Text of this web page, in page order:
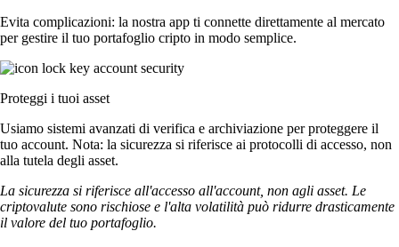
Evita complicazioni: la nostra app ti connette direttamente al mercato
per gestire il tuo portafoglio cripto in modo semplice.
Proteggi i tuoi asset
Usiamo sistemi avanzati di verifica e archiviazione per proteggere il
tuo account. Nota: la sicurezza si riferisce ai protocolli di accesso, non
alla tutela degli asset.
La sicurezza si riferisce all'accesso all'account, non agli asset. Le
criptovalute sono rischiose e l'alta volatilità può ridurre drasticamente
il valore del tuo portafoglio.